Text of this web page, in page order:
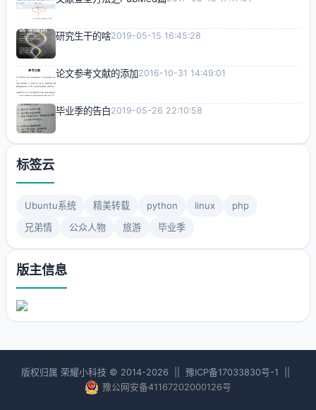
研究生干的啥2019-05-15 16:45:28
论文参考文献的添加2016-10-31 14:49:01
毕业季的告白2019-05-26 22:10:58
标签云
Ubuntu系统 精美转载 python linux
php
兄弟情
公众人物 旅游 毕业季
版主信息
版权归属 荣耀小科技 © 2014-2026 || 豫ICP备17033830号-1
豫公网安备41167202000126号